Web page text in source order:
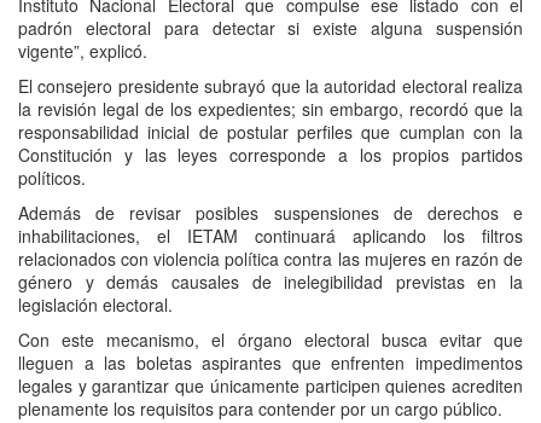
Instituto Nacional Electoral que compulse ese listado con el
padrón electoral para detectar si existe alguna suspensión
vigente”, explicó.
El consejero presidente subrayó que la autoridad electoral realiza
la revisión legal de los expedientes; sin embargo, recordó que la
responsabilidad inicial de postular perfiles que cumplan con la
Constitución y las leyes corresponde a los propios partidos
políticos.
Además de revisar posibles suspensiones de derechos e
inhabilitaciones, el IETAM continuará aplicando los filtros
relacionados con violencia política contra las mujeres en razón de
género y demás causales de inelegibilidad previstas en la
legislación electoral.
Con este mecanismo, el órgano electoral busca evitar que
lleguen a las boletas aspirantes que enfrenten impedimentos
legales y garantizar que únicamente participen quienes acrediten
plenamente los requisitos para contender por un cargo público.